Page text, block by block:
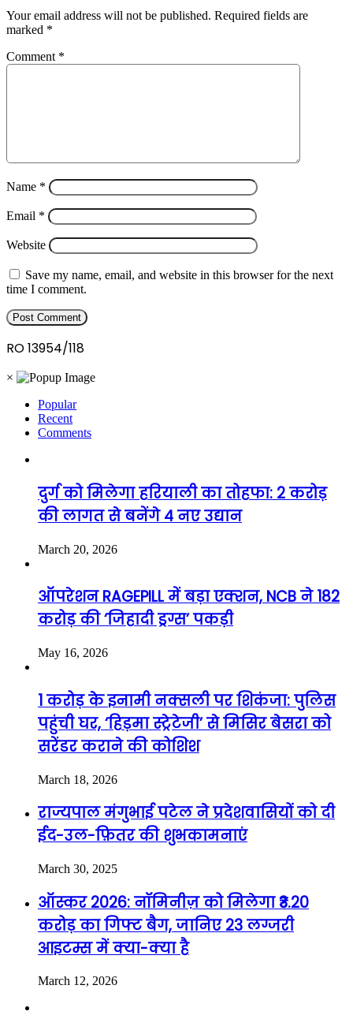
Your email address will not be published. Required fields are
marked *
Comment *
Name *
Email *
Website
Save my name, email, and website in this browser for the next
time I comment.
RO 13954/118
×
Popular
Recent
Comments
दुर्ग को मिलेगा हरियाली का तोहफा: 2 करोड़
की लागत से बनेंगे 4 नए उद्यान
March 20, 2026
ऑपरेशन RAGEPILL में बड़ा एक्शन, NCB ने 182
करोड़ की ‘जिहादी ड्रग्स’ पकड़ी
May 16, 2026
1 करोड़ के इनामी नक्सली पर शिकंजा: पुलिस
पहुंची घर, ‘हिड़मा स्ट्रेटेजी’ से मिसिर बेसरा को
सरेंडर कराने की कोशिश
March 18, 2026
राज्यपाल मंगुभाई पटेल ने प्रदेशवासियों को दी
ईद-उल-फ़ितर की शुभकामनाएं
March 30, 2025
ऑस्कर 2026: नॉमिनीज़ को मिलेगा ₹3.20
करोड़ का गिफ्ट बैग, जानिए 23 लग्जरी
आइटम्स में क्या-क्या है
March 12, 2026